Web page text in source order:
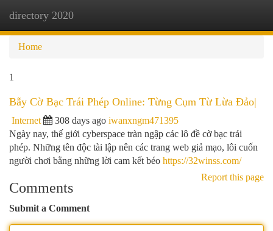
directory 2020
Home
1
Bẫy Cờ Bạc Trái Phép Online: Từng Cụm Từ Lừa Đảo|
Internet 308 days ago iwanxngm471395
Ngày nay, thế giới cyberspace tràn ngập các lô đề cờ bạc trái
phép. Những tên độc tài lập nên các trang web giả mạo, lôi cuốn
người chơi bằng những lời cam kết béo https://32winss.com/
Report this page
Comments
Submit a Comment